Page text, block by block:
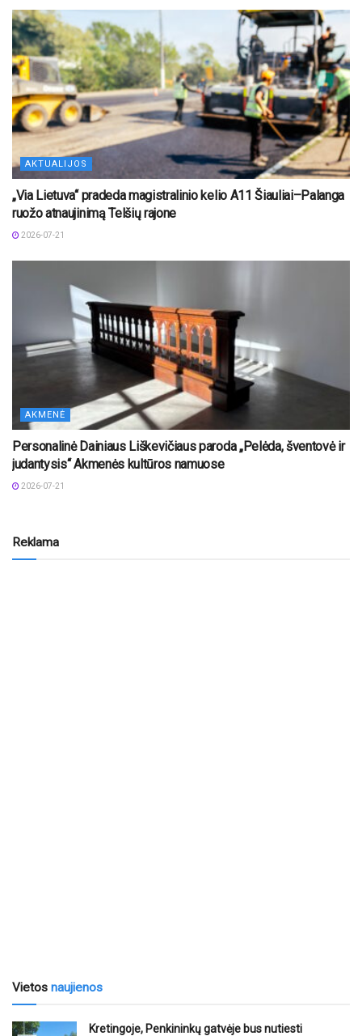
AKTUALIJOS
„Via Lietuva“ pradeda magistralinio kelio A11 Šiauliai–Palanga
ruožo atnaujinimą Telšių rajone
2026-07-21
AKMENĖ
Personalinė Dainiaus Liškevičiaus paroda „Pelėda, šventovė ir
judantysis“ Akmenės kultūros namuose
2026-07-21
Reklama
Vietos naujienos
Kretingoje, Penkininkų gatvėje bus nutiesti